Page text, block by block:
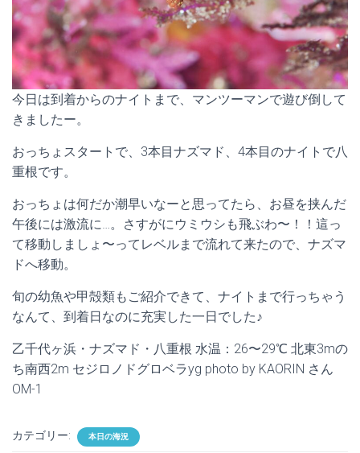
今日は到着からのナイトまで、マンツーマンで遊び倒して
きましたー。
おっちょスタートで、3本目ナズマド、4本目のナイトで八
重根です。
おっちょは何だか潮早いなーと思ってたら、お昼を挟んだ
午後には激流に…。さすがにウミウシも飛ぶわ〜！！這っ
て移動しましょ〜ってレベルまで流れて来たので、ナズマ
ドへ移動。
旬の幼魚や甲殻類もご紹介できて、ナイトまで行っちゃう
なんて、到着日なのに充実した一日でした♪
乙千代ヶ浜・ナズマド・八重根 水温：26〜29℃ 北東3mの
ち南西2m セジロノドグロベラyg photo by KAORIN さん
OM-1
カテゴリー: 本日の海況